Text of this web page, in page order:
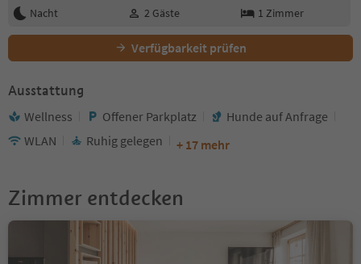
Nacht
2 Gäste 1 Zimmer
Verfügbarkeit prüfen
Ausstattung
Wellness Offener Parkplatz
Hunde auf Anfrage
WLAN
Ruhig gelegen + 17 mehr
Zimmer entdecken